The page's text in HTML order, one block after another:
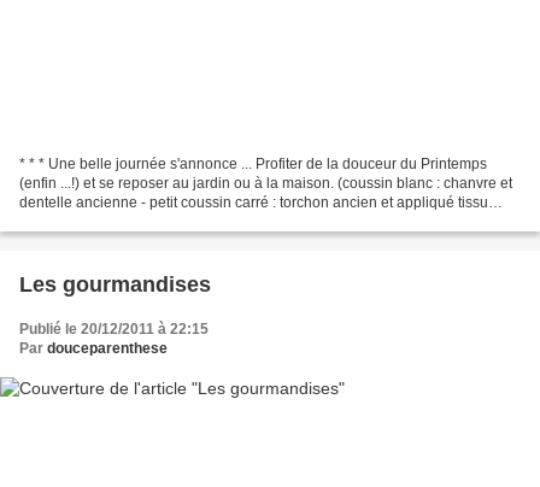
* * * Une belle journée s'annonce ... Profiter de la douceur du Printemps
(enfin ...!) et se reposer au jardin ou à la maison. (coussin blanc : chanvre et
dentelle ancienne - petit coussin carré : torchon ancien et appliqué tissu
Les gourmandises
Publié le 20/12/2011 à 22:15
Par douceparenthese